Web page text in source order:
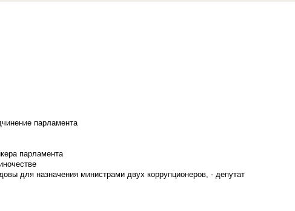
парламента
парламента
для назначения министрами двух коррупционеров, - депутат